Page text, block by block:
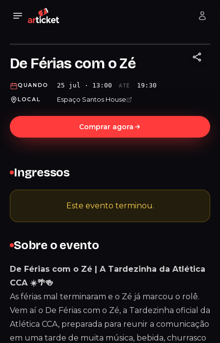
De Férias com o Zé
QUANDO 25 jul · 13:00 ATÉ 19:30
LOCAL Espaço Santos House
Comprar agora
Sobre o evento
De Férias com o Zé | A Tardezinha da Atlética
CCA ☀️🌴🍻
As férias mal terminaram e o Zé já marcou o rolê.
Vem aí o De Férias com o Zé, a Tardezinha oficial da
Atlética CCA, preparada para reunir a comunicação
em uma tarde de muita música, bebida, churrasco
Ingressos
Este evento terminou.